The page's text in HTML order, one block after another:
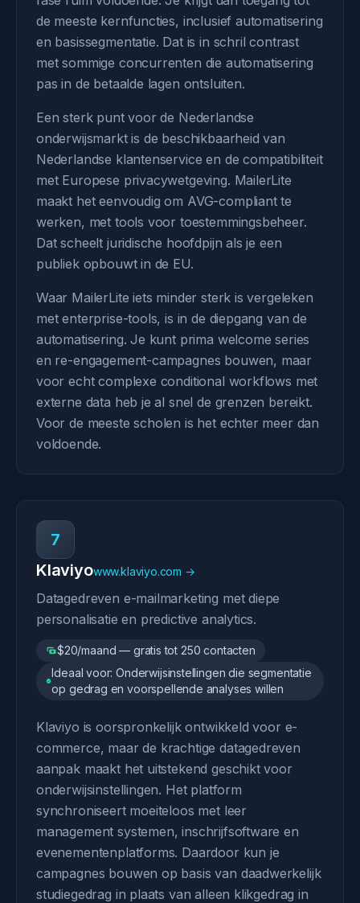
de meeste kernfuncties, inclusief automatisering
en basissegmentatie. Dat is in schril contrast
met sommige concurrenten die automatisering
pas in de betaalde lagen ontsluiten.
Een sterk punt voor de Nederlandse
onderwijsmarkt is de beschikbaarheid van
Nederlandse klantenservice en de compatibiliteit
met Europese privacywetgeving. MailerLite
maakt het eenvoudig om AVG-compliant te
werken, met tools voor toestemmingsbeheer.
Dat scheelt juridische hoofdpijn als je een
publiek opbouwt in de EU.
Waar MailerLite iets minder sterk is vergeleken
met enterprise-tools, is in de diepgang van de
automatisering. Je kunt prima welcome series
en re-engagement-campagnes bouwen, maar
voor echt complexe conditional workflows met
externe data heb je al snel de grenzen bereikt.
Voor de meeste scholen is het echter meer dan
voldoende.
7
Klaviyowww.klaviyo.com →
Datagedreven e-mailmarketing met diepe
personalisatie en predictive analytics.
$20/maand — gratis tot 250 contacten
Ideaal voor: Onderwijsinstellingen die segmentatie
op gedrag en voorspellende analyses willen
Klaviyo is oorspronkelijk ontwikkeld voor e-
commerce, maar de krachtige datagedreven
aanpak maakt het uitstekend geschikt voor
onderwijsinstellingen. Het platform
synchroniseert moeiteloos met leer
management systemen, inschrijfsoftware en
evenementenplatforms. Daardoor kun je
campagnes bouwen op basis van daadwerkelijk
studiegedrag in plaats van alleen klikgedrag in